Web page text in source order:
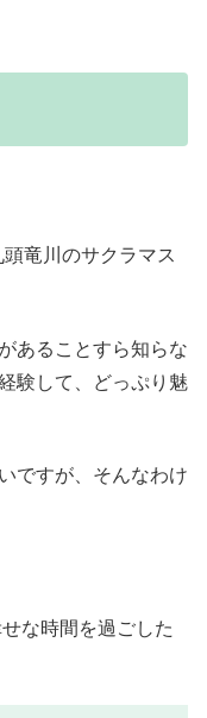
竜川のサクラマス
あることすら知らな
験して、どっぷり魅
ですが、そんなわけ
な時間を過ごした